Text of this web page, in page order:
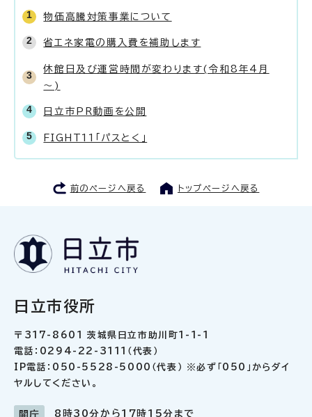
物価高騰対策事業について
省エネ家電の購入費を補助します
休館日及び運営時間が変わります(令和8年4月
～)
日立市PR動画を公開
FIGHT11「パスとく」
前のページへ戻る トップページへ戻る
日立市役所
〒317-8601 茨城県日立市助川町1-1-1
電話：0294-22-3111（代表）
IP電話：050-5528-5000（代表） ※必ず「050」からダイ
ヤルしてください。
開庁 8時30分から17時15分まで